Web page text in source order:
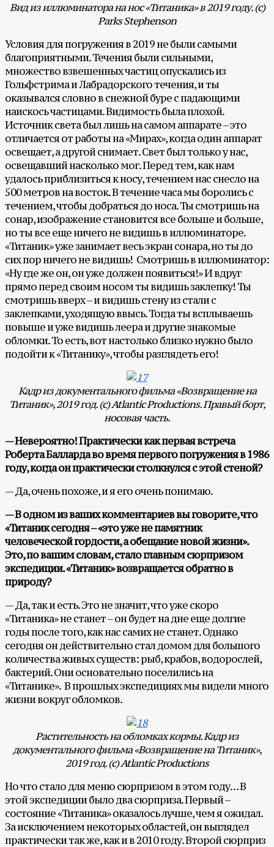
Вид из иллюминатора на нос «Титаника» в 2019 году. (с)
ParksStephenson
Условия для погружения в 2019 не были самыми
благоприятными. Течения были сильными,
множество взвешенных частиц опускались из
Гольфстрима и Лабрадорского течения, и ты
оказывался словно в снежной буре с падающими
наискось частицами. Видимость была плохой.
Источник света был лишь на самом аппарате – это
отличается от работы на «Мирах», когда один аппарат
освещает, а другой снимает. Свет был только у нас,
освещавший насколько мог. Перед тем, как нам
удалось приблизиться к носу, течением нас снесло на
500 метров на восток. В течение часа мы боролись с
течением, чтобы добраться до носа. Ты смотришь на
сонар, изображение становится все больше и больше,
но ты все еще ничего не видишь в иллюминаторе.
«Титаник» уже занимает весь экран сонара, но ты до
сих пор ничего не видишь! Смотришь в иллюминатор:
«Ну где же он, он уже должен появиться!» И вдруг
прямо перед своим носом ты видишь заклепку! Ты
смотришь вверх – и видишь стену из стали с
заклепками, уходящую ввысь. Тогда ты всплываешь
повыше и уже видишь леера и другие знакомые
обломки. То есть, вот настолько близко нужно было
подойти к «Титанику», чтобы разглядеть его!
Кадр из документального фильма «Возвращение на
Титаник», 2019 год. (с) Atlantic Productions.Правый борт,
носовая часть.
— Невероятно! Практически как первая встреча
Роберта Балларда во время первого погружения в 1986
году, когда он практически столкнулся с этой стеной?
— Да, очень похоже, и я его очень понимаю.
— В одном из ваших комментариев вы говорите, что
«Титаник сегодня – «это уже не памятник
человеческой гордости, а обещание новой жизни».
Это, по вашим словам, стало главным сюрпризом
экспедиции. «Титаник» возвращается обратно в
природу?
— Да, так и есть. Это не значит, что уже скоро
«Титаника» не станет – он будет на дне еще долгие
годы после того, как нас самих не станет. Однако
сегодня он действительно стал домом для большого
количества живых существ: рыб, крабов, водорослей,
бактерий. Они основательно поселились на
«Титанике». В прошлых экспедициях мы видели много
жизни вокруг обломков.
Растительность на обломках кормы. Кадр из
документального фильма «Возвращение на Титаник»,
2019 год. (с) Atlantic Productions
Но что стало для меню сюрпризом в этом году… В
этой экспедиции было два сюрприза. Первый –
состояние «Титаника» оказалось лучше, чем я ожидал.
За исключением некоторых областей, он выглядел
практически так же, как и в 2010 году. Второй сюрприз